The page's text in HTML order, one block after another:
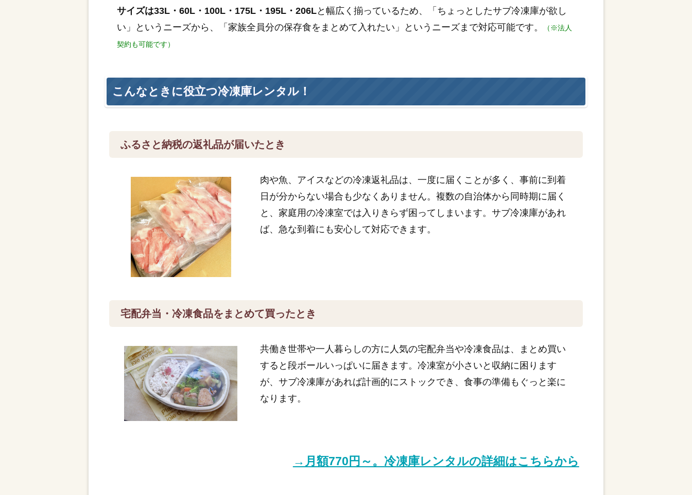
サイズは33L・60L・100L・175L・195L・206Lと幅広く揃っているため、「ちょっとしたサブ冷凍庫が欲し
い」というニーズから、「家族全員分の保存食をまとめて入れたい」というニーズまで対応可能です。
（※法人
契約も可能です）
こんなときに役立つ冷凍庫レンタル！
ふるさと納税の返礼品が届いたとき
肉や魚、アイスなどの冷凍返礼品は、一度に届くことが多く、事前に到着
日が分からない場合も少なくありません。複数の自治体から同時期に届く
と、家庭用の冷凍室では入りきらず困ってしまいます。サブ冷凍庫があれ
ば、急な到着にも安心して対応できます。
宅配弁当・冷凍食品をまとめて買ったとき
共働き世帯や一人暮らしの方に人気の宅配弁当や冷凍食品は、まとめ買い
すると段ボールいっぱいに届きます。冷凍室が小さいと収納に困ります
が、サブ冷凍庫があれば計画的にストックでき、食事の準備もぐっと楽に
なります。
→月額770円～。冷凍庫レンタルの詳細はこちらから